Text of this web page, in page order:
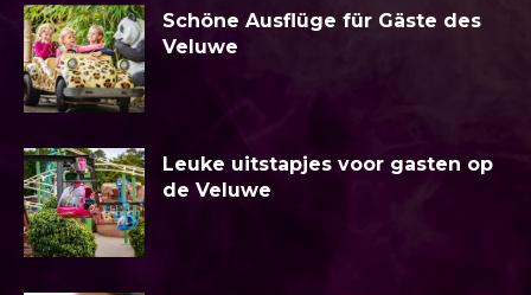
Schöne Ausflüge für Gäste des
Veluwe
Leuke uitstapjes voor gasten op
de Veluwe